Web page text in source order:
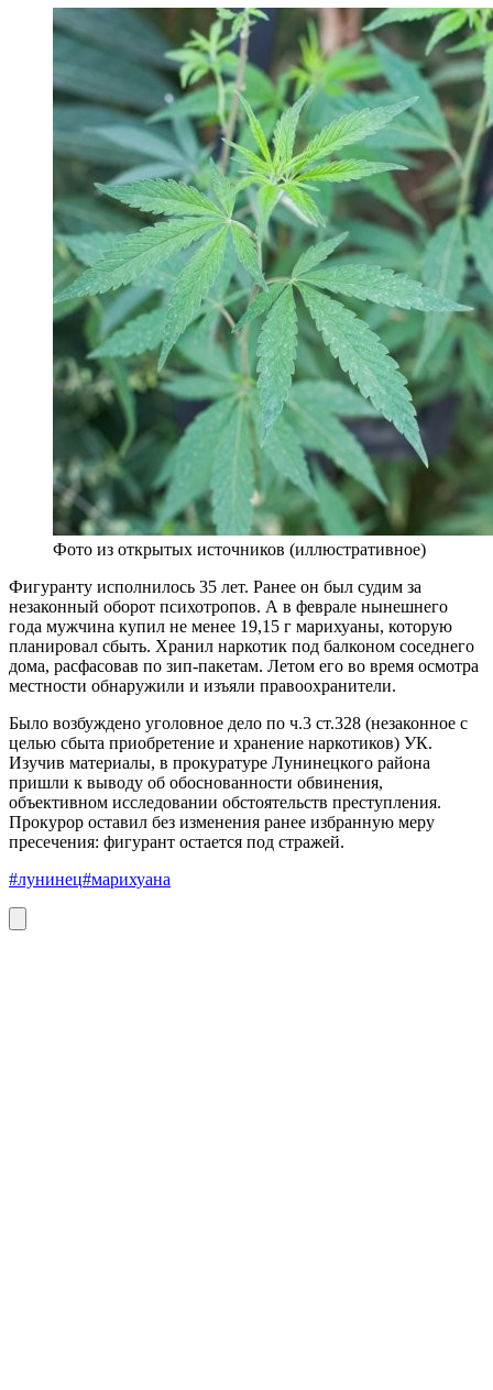
Фото из открытых источников (иллюстративное)
Фигуранту исполнилось 35 лет. Ранее он был судим за
незаконный оборот психотропов. А в феврале нынешнего
года мужчина купил не менее 19,15 г марихуаны, которую
планировал сбыть. Хранил наркотик под балконом соседнего
дома, расфасовав по зип-пакетам. Летом его во время осмотра
местности обнаружили и изъяли правоохранители.
Было возбуждено уголовное дело по ч.3 ст.328 (незаконное с
целью сбыта приобретение и хранение наркотиков) УК.
Изучив материалы, в прокуратуре Лунинецкого района
пришли к выводу об обоснованности обвинения,
объективном исследовании обстоятельств преступления.
Прокурор оставил без изменения ранее избранную меру
пресечения: фигурант остается под стражей.
#лунинец#марихуана